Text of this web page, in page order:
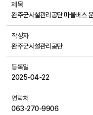
제목
완주군시설관리공단 마을버스
작성자
완주군시설관리공단
등록일
2025-04-22
연락처
063-270-9906